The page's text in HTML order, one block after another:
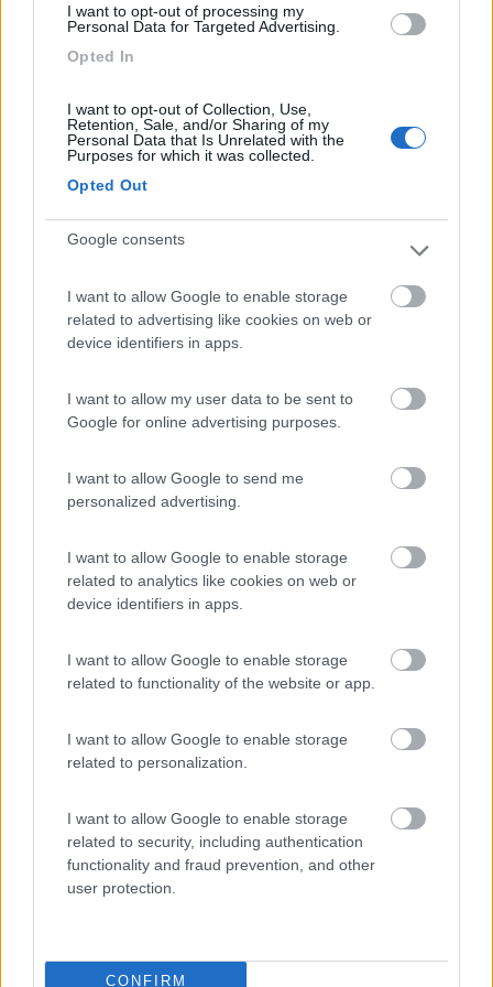
I want to opt-out of processing my
Personal Data for Targeted Advertising.
Opted In
I want to opt-out of Collection, Use,
Retention, Sale, and/or Sharing of my
Personal Data that Is Unrelated with the
Purposes for which it was collected.
Opted Out
Google consents
I want to allow Google to enable storage
related to advertising like cookies on web or
device identifiers in apps.
I want to allow my user data to be sent to
Google for online advertising purposes.
I want to allow Google to send me
personalized advertising.
I want to allow Google to enable storage
related to analytics like cookies on web or
device identifiers in apps.
I want to allow Google to enable storage
related to functionality of the website or app.
I want to allow Google to enable storage
related to personalization.
I want to allow Google to enable storage
related to security, including authentication
functionality and fraud prevention, and other
user protection.
CONFIRM
58914
Inserito il10/01/2018 alle:22:22:59
Penso di avere trovato il posto ideale:
https://www.campercontact.com/i...
sembra che si possa anche solo scaricare senza fermarsi,
perchè se si passa di giorno scarico e vado subito a
poco lungo l'autostrada c'è la AA di Faro (N54°56'56.0"
E11°59'14.0") e poco piu avanti il CS alla Area di Servizio
usato in passato.
Dovrei arrivarci con la autonomia della cassetta.
Ora mi viene in mente che in Danimarca in moltissime aree di
servizio c'è il CS, contrariamente alla Germania.
Tommaso IZ4DJI
www.iz4dji.it
lalagunablu